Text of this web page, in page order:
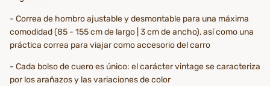
- Correa de hombro ajustable y desmontable para una máxima
comodidad (85 - 155 cm de largo | 3 cm de ancho), así como una
práctica correa para viajar como accesorio del carro
- Cada bolso de cuero es único: el carácter vintage se caracteriza
por los arañazos y las variaciones de color